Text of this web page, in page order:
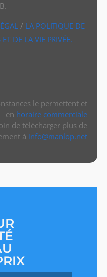
/ LA POLITIQUE DE
DE LA VIE PRIVÉE.
le permettent et
en horaire commerciale
de télécharger plus de
à info@manlop.net